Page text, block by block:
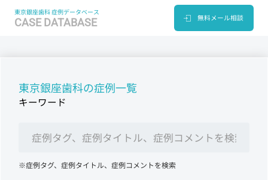
東京銀座歯科 症例データベース
CASE DATABASE 無料メール相談
東京銀座歯科の症例一覧
キーワード
※症例タグ、症例タイトル、症例コメントを検索